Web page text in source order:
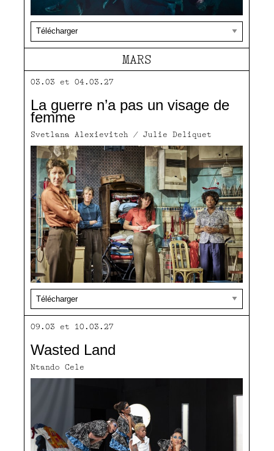
MARS
03.03 et 04.03.27
La guerre n’a pas un visage de
femme
Svetlana Alexievitch / Julie Deliquet
09.03 et 10.03.27
Wasted Land
Ntando Cele